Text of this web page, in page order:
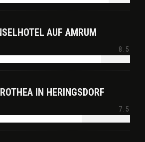
AUF AMRUM
8.5
IN HERINGSDORF
7.5